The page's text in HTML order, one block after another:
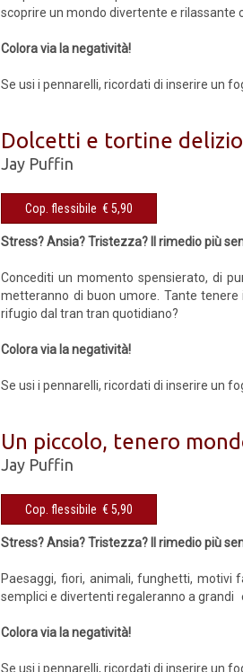
scoprire un mondo divertente e
Colora via la negatività!
Se usi i pennarelli, ricordati di inserire un
Dolcetti e tortine
Jay Puffin
Cop. flessibile € 5,90
Stress? Ansia? Tristezza? Il rimedio più
Concediti un momento spensierato, di
metteranno di buon umore. Tante
rifugio dal tran tran quotidiano?
Colora via la negatività!
Se usi i pennarelli, ricordati di inserire un
Un piccolo, tenero
Jay Puffin
Cop. flessibile € 5,90
Stress? Ansia? Tristezza? Il rimedio più
Paesaggi, fiori, animali, funghetti, motivi
semplici e divertenti regaleranno a
Colora via la negatività!
Se usi i pennarelli, ricordati di inserire un